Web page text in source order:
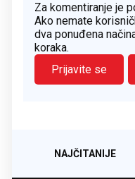
Za komentiranje je
Ako nemate
dva ponuđena
koraka.
Prijavite se
NAJČITANIJE